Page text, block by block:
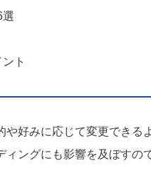
選
ト
好みに応じて変更できる
ングにも影響を及ぼすの